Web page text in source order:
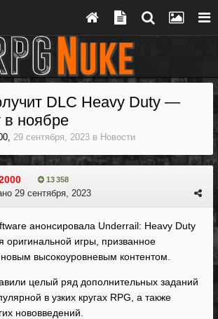
DLC Heavy Duty —
в ноябре
, 29 сентября, 2023 в Новости
13 358
29 сентября, 2023
анонсировала Underrail: Heavy Duty
игры, призванное
высокоуровневым контентом.
целый ряд дополнительных заданий
в узких кругах RPG, а также
нововведений.